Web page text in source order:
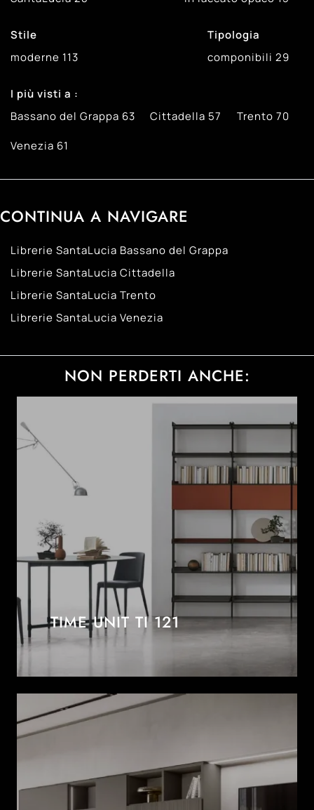
Stile
moderne 113
Tipologia
componibili 29
I più visti a :
Bassano del Grappa 63 Cittadella 57 Trento 70
Venezia 61
CONTINUA A NAVIGARE
Librerie SantaLucia Bassano del Grappa
Librerie SantaLucia Cittadella
Librerie SantaLucia Trento
Librerie SantaLucia Venezia
NON PERDERTI ANCHE:
TIME UNIT TI 121